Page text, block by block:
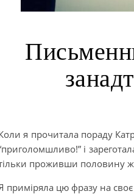
я прочитала пораду
і
проживши половину
приміряла цю фразу на своє